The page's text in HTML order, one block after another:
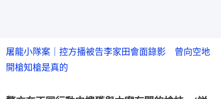
屠龍小隊案｜控方播被告李家田會面錄影 曾向空地
開槍知槍是真的